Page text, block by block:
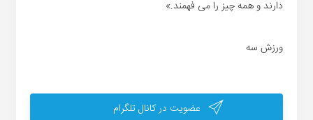
دارند و همه چیز را می فهمند.»
ورزش سه
عضویت در کانال تلگرام